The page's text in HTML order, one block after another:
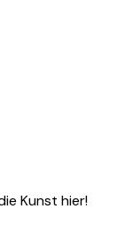
Kunst hier!